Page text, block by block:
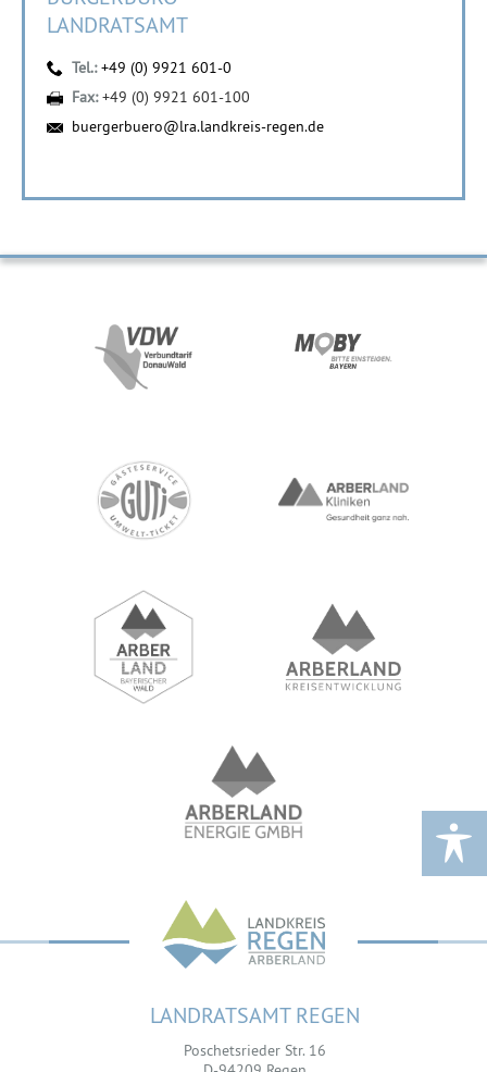
LANDRATSAMT
Tel.:+49 (0) 9921 601-0
Fax:+49 (0) 9921 601-100
buergerbuero@lra.landkreis-regen.de
LANDRATSAMT REGEN
Poschetsrieder Str. 16